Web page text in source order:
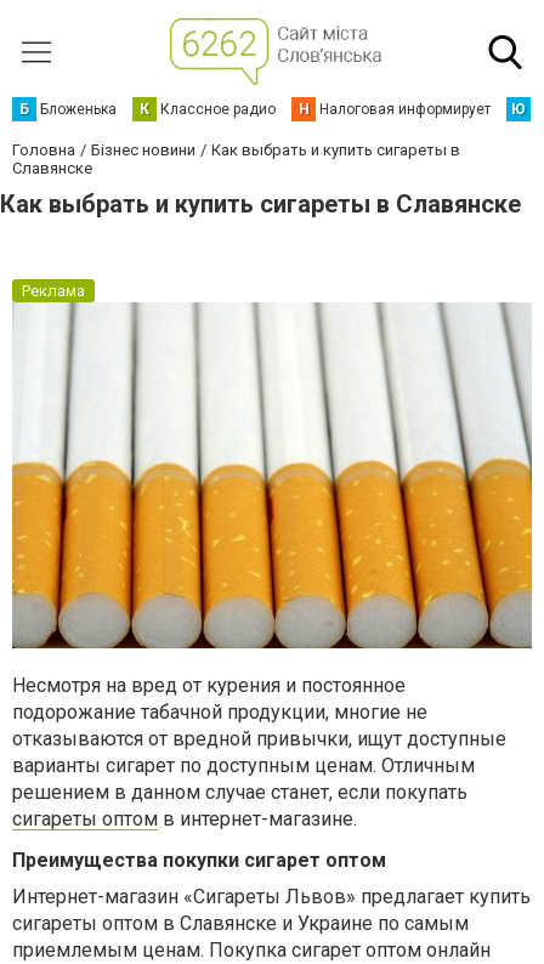
Б Бложенька К Классное радио Н Налоговая информирует Ю
Головна Бізнес новини
Как выбрать и купить сигареты в
Славянске
Как выбрать и купить сигареты в Славянске
Реклама
Несмотря на вред от курения и постоянное
подорожание табачной продукции, многие не
отказываются от вредной привычки, ищут доступные
варианты сигарет по доступным ценам. Отличным
решением в данном случае станет, если покупать
сигареты оптом в интернет-магазине.
Преимущества покупки сигарет оптом
Интернет-магазин «Сигареты Львов» предлагает купить
сигареты оптом в Славянске и Украине по самым
приемлемым ценам. Покупка сигарет оптом онлайн